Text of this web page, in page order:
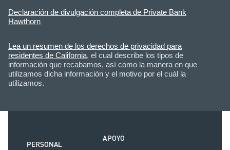
Declaración de divulgación completa de Private Bank
Hawthorn
Lea un resumen de los derechos de privacidad para
residentes de California, el cual describe los tipos de
información que recabamos, así como la manera en que
utilizamos dicha información y el motivo por el cuál la
utilizamos.
PERSONAL
APOYO